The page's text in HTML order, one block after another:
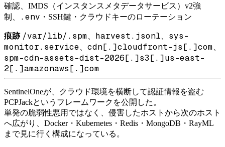
確認、IMDS（インスタンスメタデータサービス）v2強
制、
.env ・SSH鍵・クラウドキーのローテーション
痕跡 /var/lib/.spm harvest.jsonl
sys-
monitor.service
cdn[.]cloudfront-js[.]com
spm-cdn-assets-dist-2026[.]s3[.]us-east-
2[.]amazonaws[.]com
SentinelOneが、クラウド環境を横断して認証情報を盗む
PCPJackというフレームワークを公開した。
単発の脆弱性悪用ではなく、侵害したホストから次のホスト
へ広がり、Docker・Kubernetes・Redis・MongoDB・RayML
まで見に行く構成になっている。